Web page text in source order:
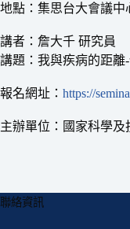
地點：集思台大會議中
講者：詹大千 研究員
講題：我與疾病的距離
報名網址： https://
主辦單位：國家科學及
聯絡資訊